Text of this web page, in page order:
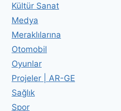
Kültür Sanat
Medya
Meraklılarına
Otomobil
Oyunlar
Projeler | AR-GE
Sağlık
Spor